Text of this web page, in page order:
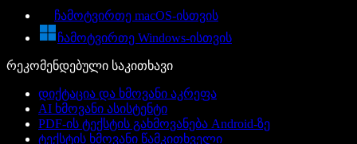
ჩამოტვირთე macOS-ისთვის
ჩამოტვირთე Windows-ისთვის
რეკომენდებული საკითხავი
დიქტაცია და ხმოვანი აკრეფა
AI ხმოვანი ასისტენტი
PDF-ის ტექსტის გახმოვანება Android-ზე
ტექსტის ხმოვანი წამკითხველი